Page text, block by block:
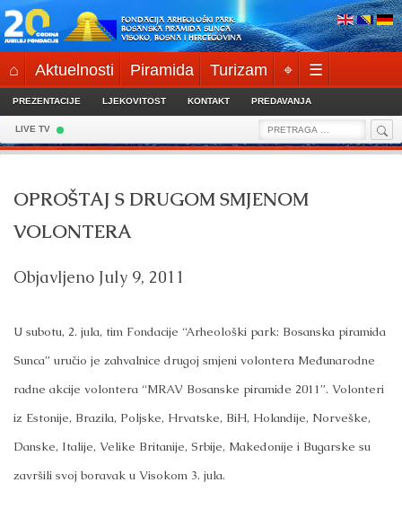
Skip
to
content
FONDACIJA ARHEOLOŠKI PARK:
BOSANSKA PIRAMIDA SUNCA
VISOKO, BOSNA I HERCEGOVINA
⌂ Aktuelnosti Piramida Turizam ⌖ ☰
PREZENTACIJE LJEKOVITOST KONTAKT PREDAVANJA
LIVE TV
Search
for:
OPROŠTAJ S DRUGOM SMJENOM
VOLONTERA
Objavljeno July 9, 2011
U subotu, 2. jula, tim Fondacije “Arheološki park: Bosanska piramida
Sunca” uručio je zahvalnice drugoj smjeni volontera Međunarodne
radne akcije volontera “MRAV Bosanske piramide 2011”. Volonteri
iz Estonije, Brazila, Poljske, Hrvatske, BiH, Holandije, Norveške,
Danske, Italije, Velike Britanije, Srbije, Makedonije i Bugarske su
završili svoj boravak u Visokom 3. jula.